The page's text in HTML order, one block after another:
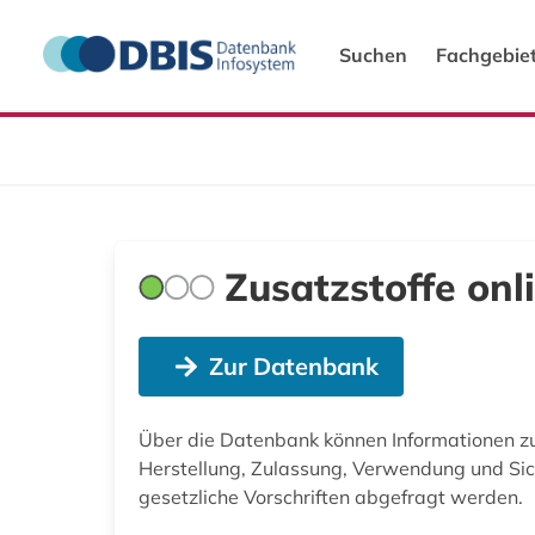
Suchen
Zusatzstoffe
Zur Datenbank
Über die Datenbank können Informationen
Herstellung, Zulassung, Verwendung und
gesetzliche Vorschriften abgefragt werden.